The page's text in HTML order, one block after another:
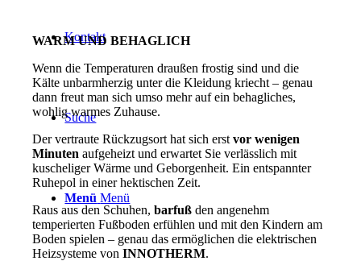
Kontakt
Suche
Menü Menü
WARM UND BEHAGLICH
Wenn die Temperaturen draußen frostig sind und die
Kälte unbarmherzig unter die Kleidung kriecht – genau
dann freut man sich umso mehr auf ein behagliches,
wohlig warmes Zuhause.
Der vertraute Rückzugsort hat sich erstvor wenigen
Minuten aufgeheizt und erwartet Sie verlässlich mit
kuscheliger Wärme und Geborgenheit. Ein entspannter
Ruhepol in einer hektischen Zeit.
Raus aus den Schuhen,barfuß den angenehm
temperierten Fußboden erfühlen und mit den Kindern am
Boden spielen – genau das ermöglichen die elektrischen
Heizsysteme vonINNOTHERM.